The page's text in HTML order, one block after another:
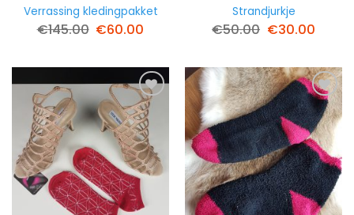
Verrassing kledingpakket
€145.00 Oorspronkelijke
€145.00.
€60.00
€60.00.
Strandjurkje
€50.00
€50.00.
€30.00